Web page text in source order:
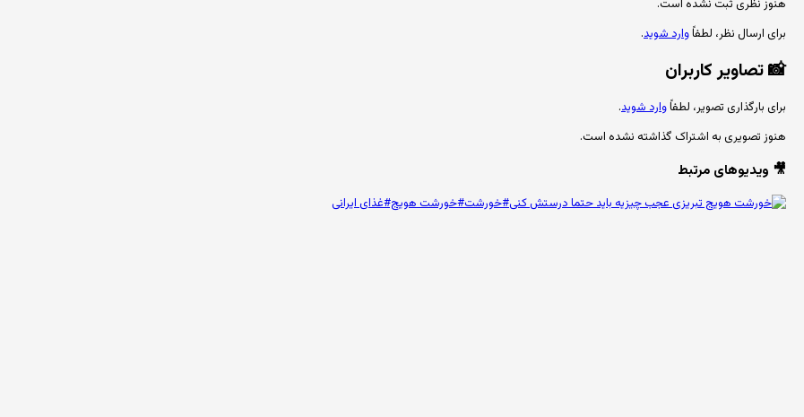
هنوز نظری ثبت نشده است.
برای ارسال نظر، لطفاًوارد شوید.
📸تصاویر کاربران
برای بارگذاری تصویر، لطفاًوارد شوید.
هنوز تصویری به اشتراک گذاشته نشده است.
🎥 ویدیوهای مرتبط